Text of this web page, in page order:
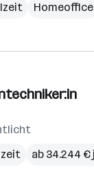
Homeoffice
ab 34.244 €